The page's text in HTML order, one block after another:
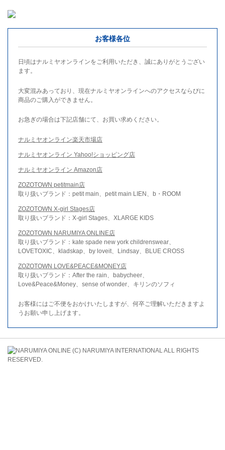
お客様各位
日頃はナルミヤオンラインをご利用いただき、誠にありがとうござい
ます。
大変混みあっており、現在ナルミヤオンラインへのアクセスならびに
商品のご購入ができません。
お急ぎの場合は下記店舗にて、お買い求めください。
ナルミヤオンライン楽天市場店
ナルミヤオンライン Yahoo!ショッピング店
ナルミヤオンライン Amazon店
ZOZOTOWN petitmain店
取り扱いブランド：petit main、petit main LIEN、b・ROOM
ZOZOTOWN X-girl Stages店
取り扱いブランド：X-girl Stages、XLARGE KIDS
ZOZOTOWN NARUMIYA ONLINE店
取り扱いブランド：kate spade new york childrenswear、
LOVETOXIC、kladskap、by loveit、Lindsay、BLUE CROSS
ZOZOTOWN LOVE&PEACE&MONEY店
取り扱いブランド：After the rain、babycheer、
Love&Peace&Money、sense of wonder、キリンのソフィ
お客様にはご不便をおかけいたしますが、何卒ご理解いただきますよ
うお願い申し上げます。